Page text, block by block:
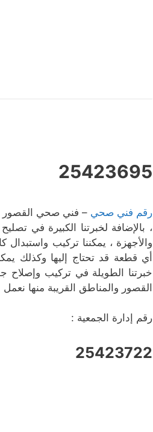
25423695
رقم فني صحي – فني صحي القصور
، بالإضافة لخبرتنا الكبيرة في
والأجهزة ، يمكننا تركيب
أي قطعة قد تحتاج إليها وكذلك
خبرتنا الطويلة في تركيب
القصور والمناطق القريبة منها
رقم إدارة الجمعية :
25423722